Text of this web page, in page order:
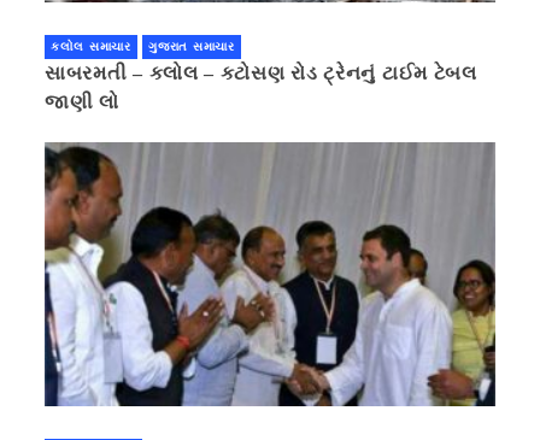
કલોલ સમાચાર ગુજરાત સમાચાર
સાબરમતી – કલોલ – કટોસણ રોડ ટ્રેનનું ટાઈમ ટેબલ
જાણી લો